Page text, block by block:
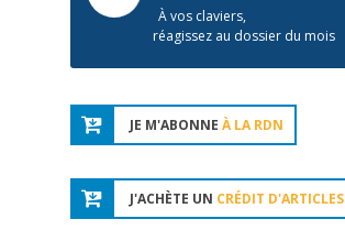
À vos claviers,
réagissez au dossier du mois
JE M'ABONNE À LA RDN
J'ACHÈTE UN CRÉDIT D'ARTICLES